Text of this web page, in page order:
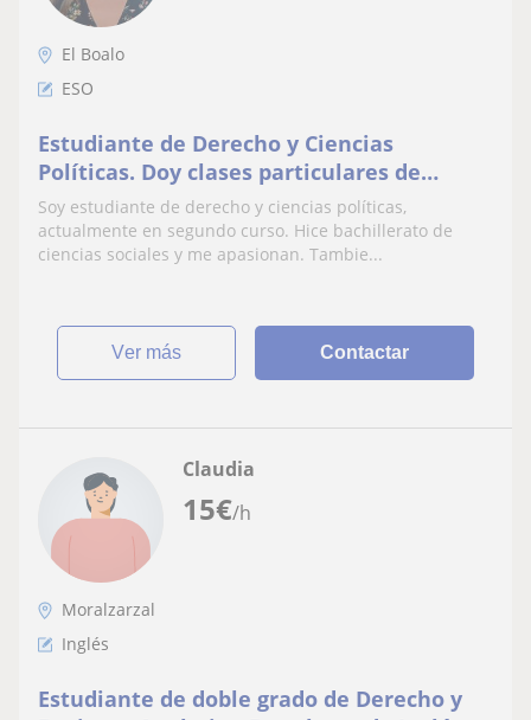
El Boalo
ESO
Estudiante de Derecho y Ciencias
Políticas. Doy clases particulares de
primaria y ESO. Cualquier materia en
especial inglés (título C1) y lengua
Soy estudiante de derecho y ciencias políticas,
actualmente en segundo curso. Hice bachillerato de
ciencias sociales y me apasionan. Tambie...
ver más Contactar
15€/h
Claudia
Moralzarzal
Inglés
Estudiante de doble grado de Derecho y